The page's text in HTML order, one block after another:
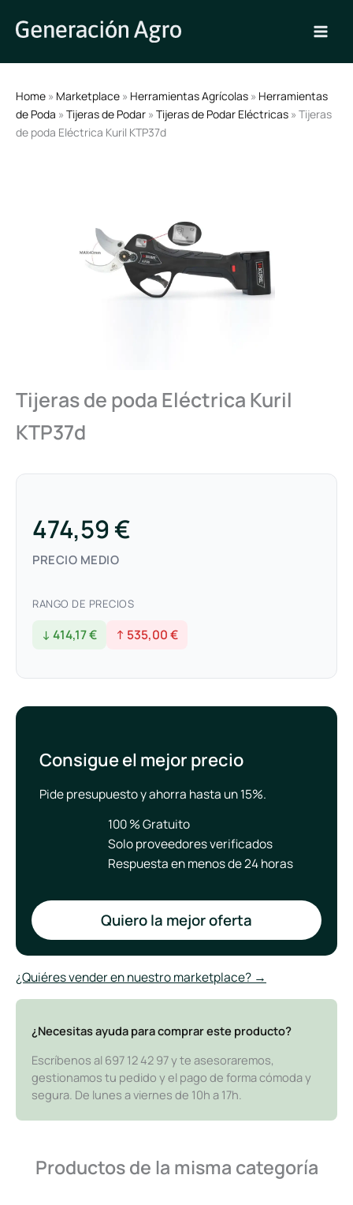
Home » Marketplace » Herramientas Agrícolas » Herramientas
de Poda » Tijeras de Podar » Tijeras de Podar Eléctricas » Tijeras
de poda Eléctrica Kuril KTP37d
Tijeras de poda Eléctrica Kuril
KTP37d
474,59 €
PRECIO MEDIO
RANGO DE PRECIOS
↓ 414,17 € ↑ 535,00 €
Consigue el mejor precio
Pide presupuesto y ahorra hasta un 15%.
100 % Gratuito
Solo proveedores verificados
Respuesta en menos de 24 horas
Quiero la mejor oferta
¿Quiéres vender en nuestro marketplace? →
¿Necesitas ayuda para comprar este producto?
Escríbenos al 697 12 42 97 y te asesoraremos,
gestionamos tu pedido y el pago de forma cómoda y
segura. De lunes a viernes de 10h a 17h.
Productos de la misma categoría